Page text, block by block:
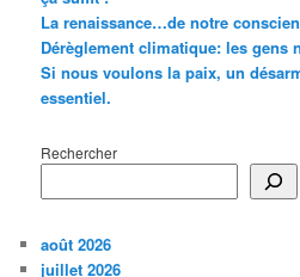
La renaissance…de notre
Dérèglement climatique: les gens
Si nous voulons la paix, un
essentiel.
Rechercher
août 2026
juillet 2026